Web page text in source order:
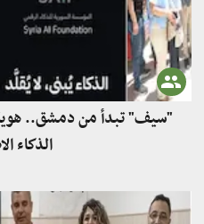
"سيف" تبدأ من دمشق.. هوية
الذكاء